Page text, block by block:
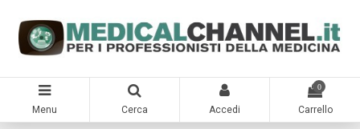
Menu Cerca Accedi
0
Carrello